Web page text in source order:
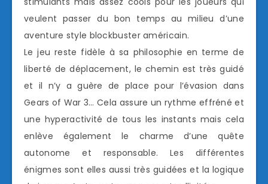
veulent passer du bon temps au milieu d’une
aventure style blockbuster américain.
Le jeu reste fidèle à sa philosophie en terme de
liberté de déplacement, le chemin est très guidé
et il n’y a guère de place pour l’évasion dans
Gears of War 3… Cela assure un rythme effréné et
une hyperactivité de tous les instants mais cela
enlève également le charme d’une quête
autonome et responsable. Les différentes
énigmes sont elles aussi très guidées et la logique